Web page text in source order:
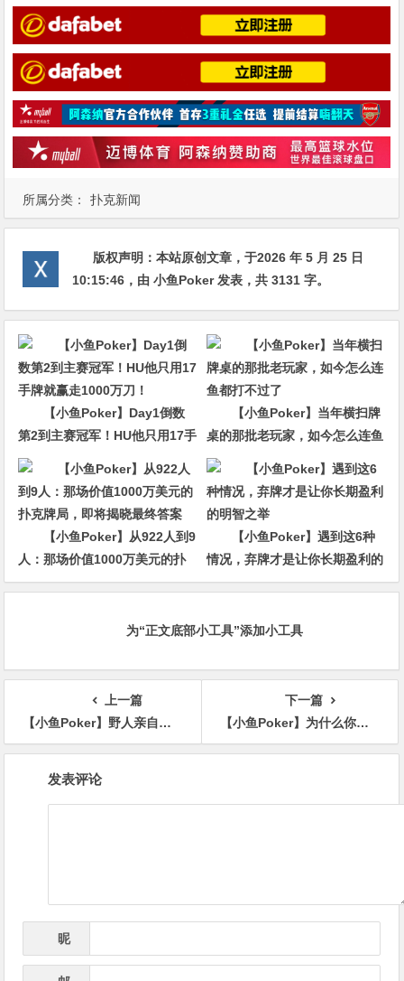
所属分类： 扑克新闻
版权声明：本站原创文章，于2026 年 5 月 25 日
10:15:46 ，由小鱼Poker发表，共 3131 字。
【小鱼Poker】Day1倒数
第2到主赛冠军！HU他只用17手
牌就赢走1000万刀！
【小鱼Poker】当年横扫牌
桌的那批老玩家，如今怎么连鱼
都打不过了
【小鱼Poker】从922人到9
人：那场价值1000万美元的扑
克牌局，即将揭晓最终答案
【小鱼Poker】遇到这6种
情况，弃牌才是让你长期盈利的
明智之举
为“正文底部小工具”添加小工具
上一篇
【小鱼Poker】野人亲自下场曝光“西安小周”欠200k不还，据说远不止这些…
下一篇
【小鱼Poker】为什么你看上去什么都没做错，但就是赢不了？
发表评论
昵